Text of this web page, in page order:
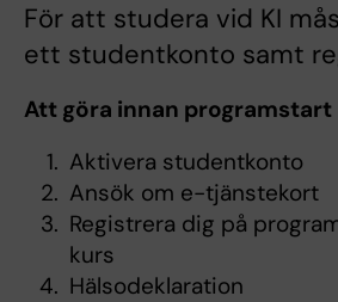
För att studera vid KI
ett studentkonto samt
Att göra innan programstart
Aktivera studentkonto
Ansök om e-tjänstekort
Registrera dig på
kurs
Hälsodeklaration